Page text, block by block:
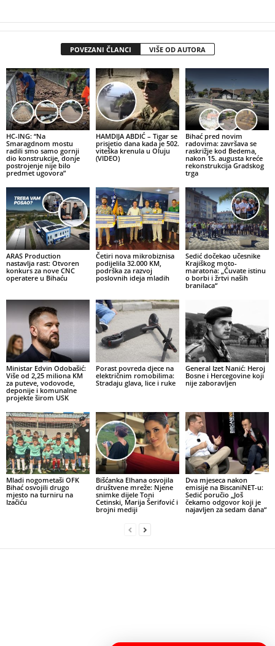
POVEZANI ČLANCI VIŠE OD AUTORA
HC-ING: “Na
Smaragdnom mostu
radili smo samo gornji
dio konstrukcije, donje
postrojenje nije bilo
predmet ugovora”
HAMDIJA ABDIĆ – Tigar se
prisjetio dana kada je 502.
viteška krenula u Oluju
(VIDEO)
Bihać pred novim
radovima: završava se
raskrižje kod Bedema,
nakon 15. augusta kreće
rekonstrukcija Gradskog
trga
ARAS Production
nastavlja rast: Otvoren
konkurs za nove CNC
operatere u Bihaću
Četiri nova mikrobiznisa
podijelila 32.000 KM,
podrška za razvoj
poslovnih ideja mladih
Sedić dočekao učesnike
Krajiškog moto-
maratona: „Čuvate istinu
o borbi i žrtvi naših
branilaca“
Ministar Edvin Odobašić:
Više od 2,25 miliona KM
za puteve, vodovode,
deponije i komunalne
projekte širom USK
Porast povreda djece na
električnim romobilima:
Stradaju glava, lice i ruke
General Izet Nanić: Heroj
Bosne i Hercegovine koji
nije zaboravljen
Mladi nogometaši OFK
Bihać osvojili drugo
mjesto na turniru na
Izačiću
Bišćanka Elhana osvojila
društvene mreže: Njene
snimke dijele Toni
Cetinski, Marija Šerifović i
brojni mediji
Dva mjeseca nakon
emisije na BiscaniNET-u:
Sedić poručio „Još
čekamo odgovor koji je
najavljen za sedam dana“